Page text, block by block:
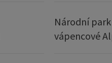
Národní
vápencové